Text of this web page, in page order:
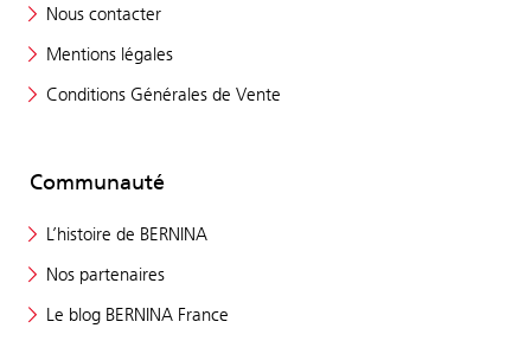
Nous contacter
Mentions légales
Conditions Générales de Vente
Communauté
L’histoire de BERNINA
Nos partenaires
Le blog BERNINA France